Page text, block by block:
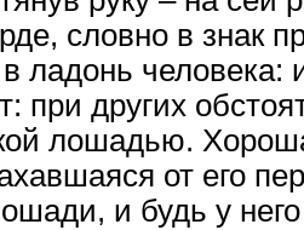
словно в знак
ладонь
при других
лошадью.
от его
и будь у